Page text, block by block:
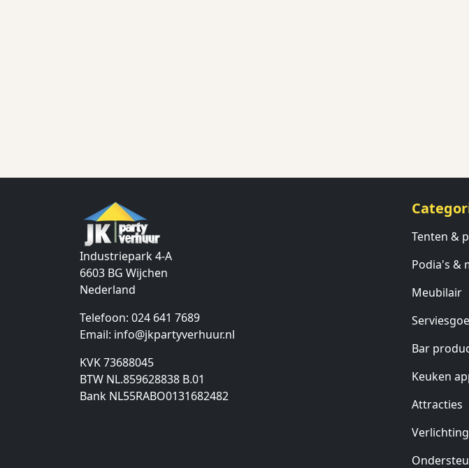
Industriepark 4-A
6603 BG Wijchen
Nederland
Telefoon: 024 641 7689
Email: info@jkpartyverhuur.nl
KVK 73688045
BTW NL.859628838 B.01
Bank NL55RABO0131682482
Tenten &
Podia's &
Meubilair
Bar
Keuken
Attracties